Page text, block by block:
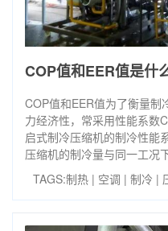
COP值和EER值是什
COP值和EER值为了衡量制
力经济性，常采用性能系数
启式制冷压缩机的制冷性能
压缩机的制冷量与同一工况
TAGS:制热 | 空调 | 制冷 |